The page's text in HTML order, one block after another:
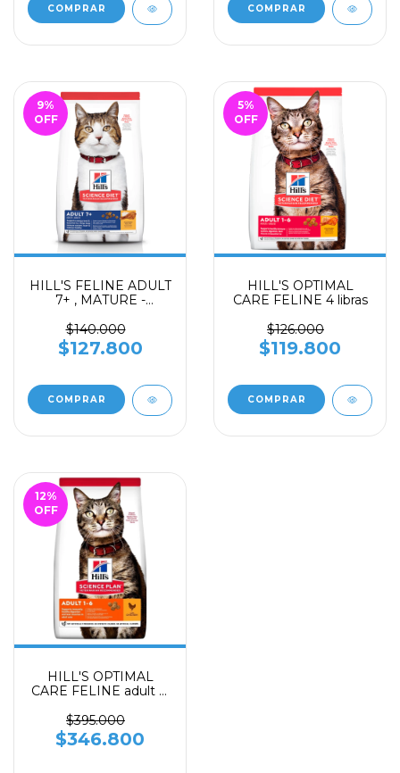
9%
OFF
HILL'S FELINE ADULT
7+ , MATURE -
$140.000
$127.800
5%
OFF
HILL'S OPTIMAL
CARE FELINE 4 libras
$126.000
$119.800
12%
OFF
HILL'S OPTIMAL
CARE FELINE adult 1-
$395.000
$346.800